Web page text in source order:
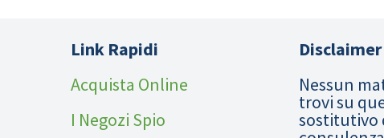
Link Rapidi
Acquista Online
I Negozi Spio
Disclaimer
Nessun
trovi su
sostitutivo